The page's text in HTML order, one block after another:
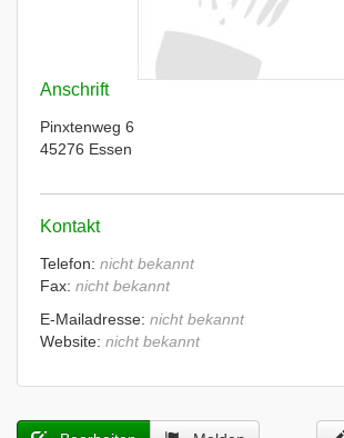
Anschrift
Pinxtenweg 6
45276 Essen
Kontakt
Telefon: nicht bekannt
Fax: nicht bekannt
E-Mailadresse: nicht bekannt
Website: nicht bekannt